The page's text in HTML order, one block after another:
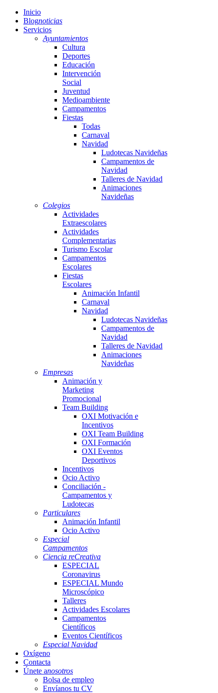
Inicio
Blognoticias
Servicios
Ayuntamientos
Cultura
Deportes
Educación
Intervención
Social
Juventud
Medioambiente
Campamentos
Fiestas
Todas
Carnaval
Navidad
Ludotecas Navideñas
Campamentos de
Navidad
Talleres de Navidad
Animaciones
Navideñas
Colegios
Actividades
Extraescolares
Actividades
Complementarias
Turismo Escolar
Campamentos
Escolares
Fiestas
Escolares
Animación Infantil
Carnaval
Navidad
Ludotecas Navideñas
Campamentos de
Navidad
Talleres de Navidad
Animaciones
Navideñas
Empresas
Animación y
Marketing
Promocional
Team Building
OXI Motivación e
Incentivos
OXI Team Building
OXI Formación
OXI Eventos
Deportivos
Incentivos
Ocio Activo
Conciliación -
Campamentos y
Ludotecas
Particulares
Animación Infantil
Ocio Activo
Especial
Campamentos
Ciencia reCreativa
ESPECIAL
Coronavirus
ESPECIAL Mundo
Microscópico
Talleres
Actividades Escolares
Campamentos
Científicos
Eventos Científicos
Especial Navidad
Oxígeno
Contacta
Únete anosotros
Bolsa de empleo
Envíanos tu CV